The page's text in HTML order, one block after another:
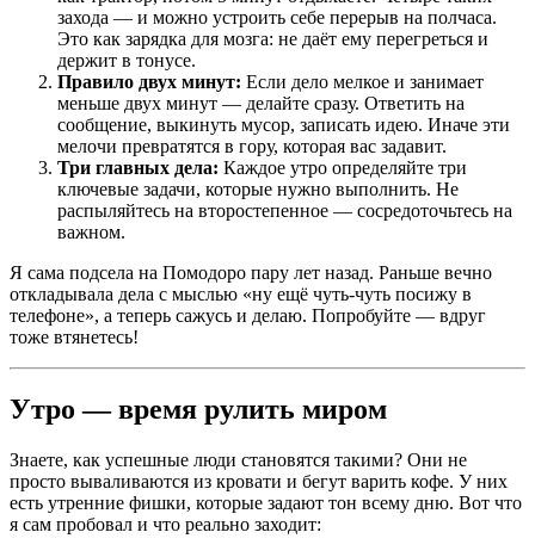
захода — и можно устроить себе перерыв на полчаса.
Это как зарядка для мозга: не даёт ему перегреться и
держит в тонусе.
Правило двух минут: Если дело мелкое и занимает
меньше двух минут — делайте сразу. Ответить на
сообщение, выкинуть мусор, записать идею. Иначе эти
мелочи превратятся в гору, которая вас задавит.
Три главных дела: Каждое утро определяйте три
ключевые задачи, которые нужно выполнить. Не
распыляйтесь на второстепенное — сосредоточьтесь на
важном.
Я сама подсела на Помодоро пару лет назад. Раньше вечно
откладывала дела с мыслью «ну ещё чуть-чуть посижу в
телефоне», а теперь сажусь и делаю. Попробуйте — вдруг
тоже втянетесь!
Утро — время рулить миром
Знаете, как успешные люди становятся такими? Они не
просто вываливаются из кровати и бегут варить кофе. У них
есть утренние фишки, которые задают тон всему дню. Вот что
я сам пробовал и что реально заходит: